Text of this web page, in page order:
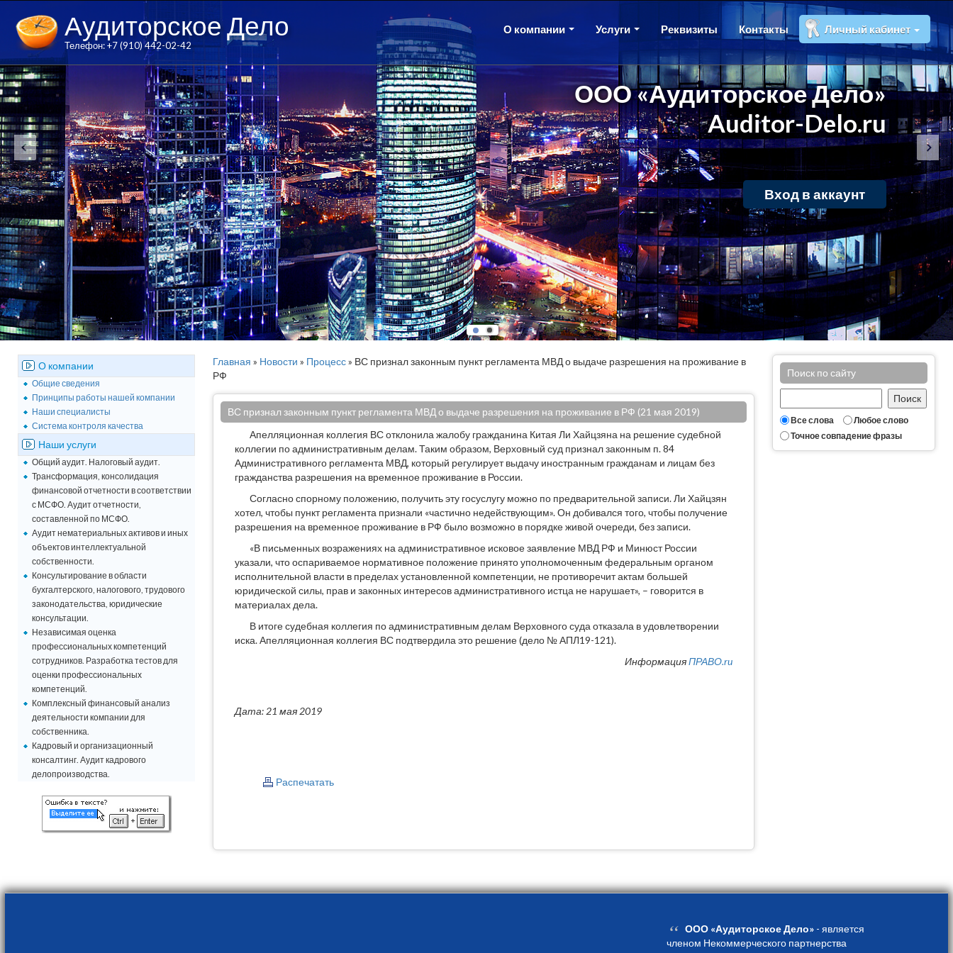
Аудиторское Дело
Телефон: +7 (910) 442-02-42
О компании Услуги Реквизиты Контакты Личный кабинет
ООО «Аудиторское Дело»
Auditor-Delo.ru
Вход в аккаунт
О компании
Общие сведения
Принципы работы нашей компании
Наши специалисты
Система контроля качества
Наши услуги
Общий аудит. Налоговый аудит.
Трансформация, консолидация
финансовой отчетности в соответствии
с МСФО. Аудит отчетности,
составленной по МСФО.
Аудит нематериальных активов и иных
объектов интеллектуальной
собственности.
Консультирование в области
бухгалтерского, налогового, трудового
законодательства, юридические
консультации.
Независимая оценка
профессиональных компетенций
сотрудников. Разработка тестов для
оценки профессиональных
компетенций.
Комплексный финансовый анализ
деятельности компании для
собственника.
Кадровый и организационный
консалтинг. Аудит кадрового
делопроизводства.
Поиск по сайту
Все слова
Любое слово
Точное совпадение фразы
Главная » Новости » Процесс» ВС признал законным пункт регламента МВД о выдаче разрешения на проживание в
РФ
ВС признал законным пункт регламента МВД о выдаче разрешения на проживание в РФ (21 мая 2019)
Апелляционная коллегия ВС отклонила жалобу гражданина Китая Ли Хайцзяна на решение судебной
коллегии по административным делам. Таким образом, Верховный суд признал законным п. 84
Административного регламента МВД, который регулирует выдачу иностранным гражданам и лицам без
гражданства разрешения на временное проживание в России.
Согласно спорному положению, получить эту госуслугу можно по предварительной записи. Ли Хайцзян
хотел, чтобы пункт регламента признали «частично недействующим». Он добивался того, чтобы получение
разрешения на временное проживание в РФ было возможно в порядке живой очереди, без записи.
«В письменных возражениях на административное исковое заявление МВД РФ и Минюст России
указали, что оспариваемое нормативное положение принято уполномоченным федеральным органом
исполнительной власти в пределах установленной компетенции, не противоречит актам большей
юридической силы, прав и законных интересов административного истца не нарушает», – говорится в
материалах дела.
В итоге судебная коллегия по административным делам Верховного суда отказала в удовлетворении
иска. Апелляционная коллегия ВС подтвердила это решение (дело № АПЛ19-121).
ИнформацияПРАВО.ru
Дата: 21 мая 2019
Распечатать
“ ООО «Аудиторское Дело» - является
членом Некоммерческого партнерства